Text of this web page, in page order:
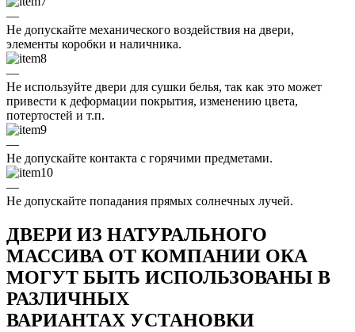
—
Не допускайте механического воздействия на двери,
элементы коробки и наличника.
—
Не используйте двери для сушки белья, так как это может
привести к деформации покрытия, изменению цвета,
потертостей и т.п.
—
Не допускайте контакта с горячими предметами.
—
Не допускайте попадания прямых солнечных лучей.
ДВЕРИ ИЗ НАТУРАЛЬНОГО
МАССИВА ОТ КОМПАНИИ ОКА
МОГУТ БЫТЬ ИСПОЛЬЗОВАНЫ В
РАЗЛИЧНЫХ
ВАРИАНТАХ УСТАНОВКИ